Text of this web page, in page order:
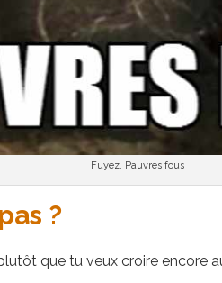
Fuyez, Pauvres fous
?
que tu veux croire encore